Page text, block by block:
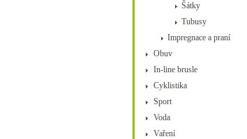
Šátky
Tubusy
Impregnace a praní
Obuv
In-line brusle
Cyklistika
Sport
Voda
Vaření